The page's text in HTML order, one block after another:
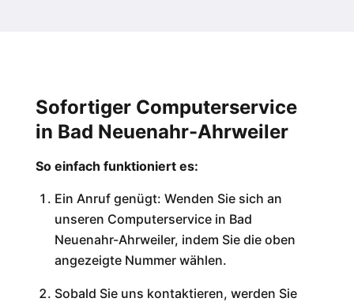
Sofortiger Computerservice
in Bad Neuenahr-Ahrweiler
So einfach funktioniert es:
Ein Anruf genügt: Wenden Sie sich an
unseren Computerservice in Bad
Neuenahr-Ahrweiler, indem Sie die oben
angezeigte Nummer wählen.
Sobald Sie uns kontaktieren, werden Sie